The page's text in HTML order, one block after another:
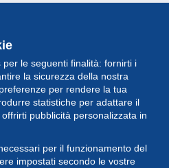
le seguenti finalità: fornirti i
la sicurezza della nostra
per rendere la tua
statistiche per adattare il
pubblicità personalizzata in
per il funzionamento del
impostati secondo le vostre